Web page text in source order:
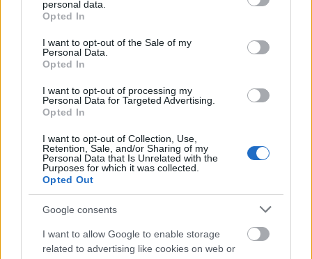
grant or deny consent to Google and its third-party tags to
use your data for below specified purposes in below Google
consent section.
personal data.
Opted In
I want to opt-out of the Sale of my
Personal Data.
Opted In
I want to opt-out of processing my
Personal Data for Targeted Advertising.
Opted In
I want to opt-out of Collection, Use,
Retention, Sale, and/or Sharing of my
Personal Data that Is Unrelated with the
Purposes for which it was collected.
Opted Out
Google consents
I want to allow Google to enable storage
related to advertising like cookies on web or
30 év után visszatért Budapestre az
egykori NDK-s menekült TV-sztár